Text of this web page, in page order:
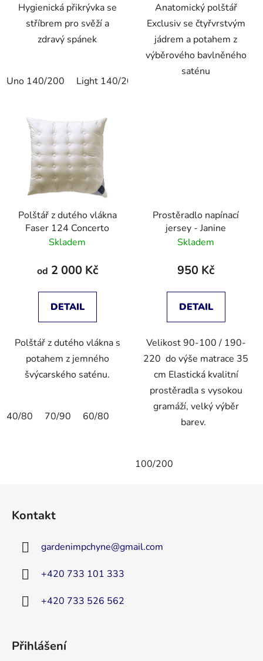
Hygienická přikrývka se
stříbrem pro svěží a
zdravý spánek
Uno 140/200 Light 140/200
Anatomický polštář
Exclusiv se čtyřvrstvým
jádrem a potahem z
výběrového bavlněného
saténu
Polštář z dutého vlákna
Faser 124 Concerto
Skladem
od 2 000 Kč
DETAIL
Polštář z dutého vlákna s
potahem z jemného
švýcarského saténu.
40/80 70/90 60/80
Prostěradlo napínací
jersey - Janine
Skladem
950 Kč
DETAIL
Velikost 90-100 / 190-
220 do výše matrace 35
cm Elastická kvalitní
prostěradla s vysokou
gramáží, velký výběr
barev.
100/200
Kontakt
gardenimpchyne@gmail.com
+420 733 101 333
+420 733 526 562
Přihlášení